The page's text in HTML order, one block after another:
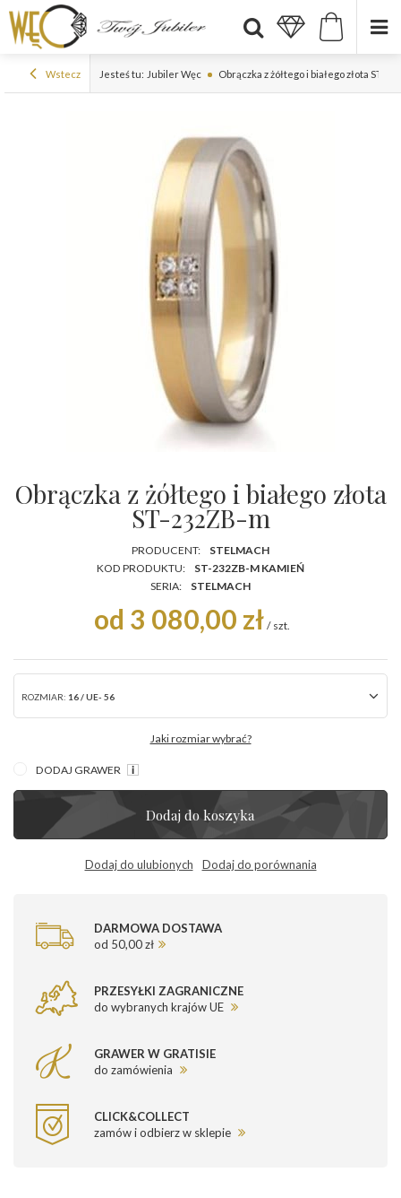
Wstecz Jesteś tu: Jubiler Węc Obrączka z żółtego i białego złota ST-
Obrączka z żółtego i białego złota
ST-232ZB-m
PRODUCENT:
STELMACH
KOD PRODUKTU:
ST-232ZB-M KAMIEŃ
SERIA:
STELMACH
od 3 080,00 zł / szt.
ROZMIAR: 16 / UE- 56
Jaki rozmiar wybrać?
DODAJ GRAWER
Dodaj do koszyka
Dodaj do ulubionych Dodaj do porównania
DARMOWA DOSTAWA
od 50,00 zł
PRZESYŁKI ZAGRANICZNE
do wybranych krajów UE
GRAWER W GRATISIE
do zamówienia
CLICK&COLLECT
zamów i odbierz w sklepie